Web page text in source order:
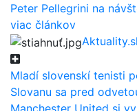
Peter Pellegrini na
viac článkov
Mladí slovenskí tenisti
Slovanu sa pred
Manchester United si